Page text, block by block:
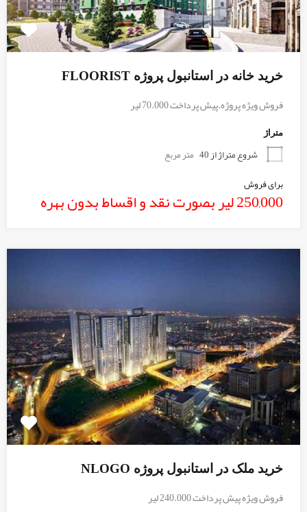
خرید خانه در استانبول پروژه FLOORIST
فروش ویژه پروژه.پیش پرداخت 70.000 لیر
متراژ
شروع متراژ از 40
متر مربع
برای فروش
250,000 لیر بصورت نقد و اقساط بدون بهره
خرید ملک در استانبول پروژه NLOGO
فروش ویژه پیش پرداخت 240.000 لیر